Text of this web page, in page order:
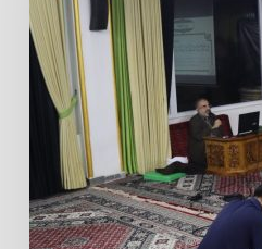
Jakarta:
Syaikh
Mohammad
Sharifani
Mengulas
Harapan-
Harapan
Mulia